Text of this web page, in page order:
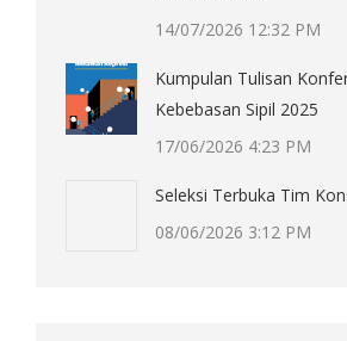
14/07/2026 12:32 PM
Kumpulan Tulisan
Kebebasan Sipil 2025
17/06/2026 4:23 PM
Seleksi Terbuka Tim
08/06/2026 3:12 PM